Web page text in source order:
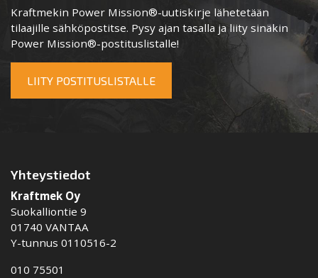
Kraftmekin Power Mission®-uutiskirje lähetetään
tilaajille sähköpostitse. Pysy ajan tasalla ja liity sinäkin
Power Mission®-postituslistalle!
LIITY POSTITUSLISTALLE
Yhteystiedot
Kraftmek Oy
Suokalliontie 9
01740 VANTAA
Y-tunnus 0110516-2
010 75501